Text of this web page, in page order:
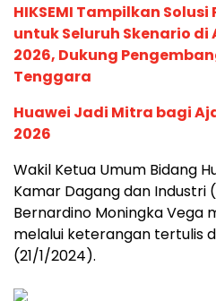
HIKSEMI Tampilkan
untuk Seluruh Skenario di
2026, Dukung
Tenggara
Huawei Jadi Mitra bagi
2026
Wakil Ketua Umum Bidang
Kamar Dagang dan Industri
Bernardino Moningka Vega
melalui keterangan tertulis
(21/1/2024).